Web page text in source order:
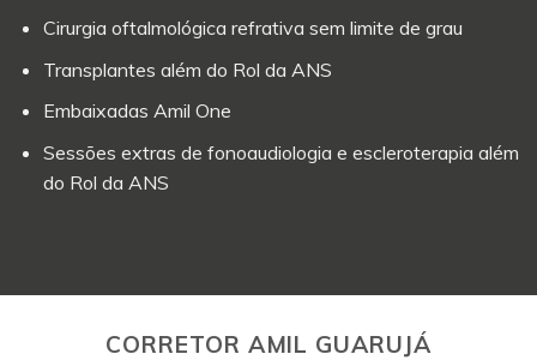
Cirurgia oftalmológica refrativa sem limite de grau
Transplantes além do Rol da ANS
Embaixadas Amil One
Sessões extras de fonoaudiologia e escleroterapia além
do Rol da ANS
CORRETOR AMIL GUARUJÁ